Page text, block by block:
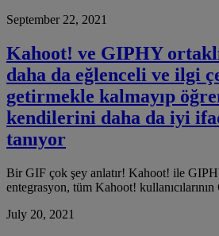
September 22, 2021
Kahoot! ve GIPHY
daha da eğlenceli ve ilgi
getirmekle kalmayıp
kendilerini daha da iyi
tanıyor
Bir GIF çok şey anlatır! Kahoot! ile
entegrasyon, tüm Kahoot!
July 20, 2021